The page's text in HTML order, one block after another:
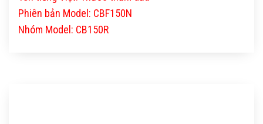
Phiên bản Model: CBF150N
Nhóm Model: CB150R